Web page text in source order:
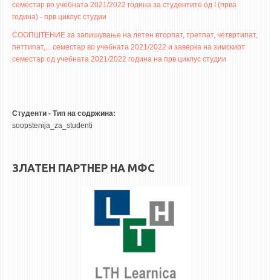
3DFindIT
WATERBRIDGING
CIRASIM
АКТИ
АНКЕТИ И САМОЕВАЛУАЦИИ
ЗАВРШНИ СМЕТКИ
ТЕЛЕФОНСКИ ИМЕНИК
семестар во учебната 2021/2022 година за студентите од I (прва
година) - прв циклус студии
СООПШТЕНИЕ за запишување на летен вторпат, третпат, четвртипат,
петтипат,... семестар во учебната 2021/2022 и заверка на зимскиот
семестар од учебната 2021/2022 година на прв циклус студии
Студенти - Тип на содржина:
soopstenija_za_studenti
ЗЛАТЕН ПАРТНЕР НА МФС